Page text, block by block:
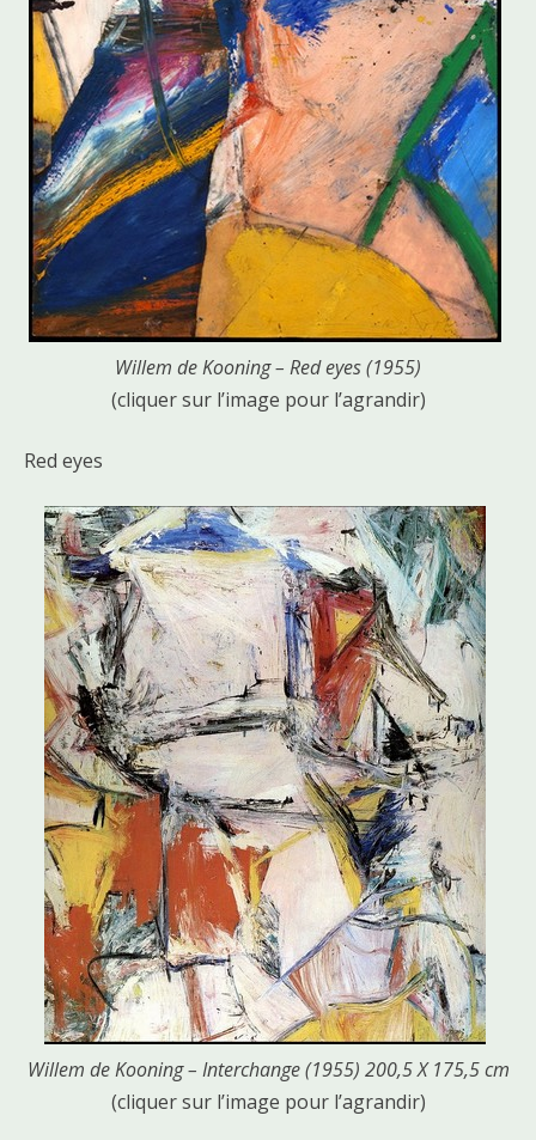
Willem de Kooning – Red eyes (1955)
(cliquer sur l’image pour l’agrandir)
Red eyes
Willem de Kooning – Interchange (1955) 200,5 X 175,5 cm
(cliquer sur l’image pour l’agrandir)